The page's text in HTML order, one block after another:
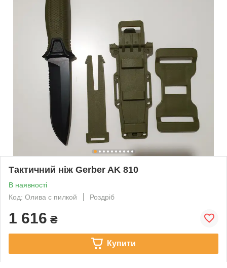
Тактичний ніж Gerber AK 810
В наявності
Код: Олива с пилкой
Роздріб
1 616 ₴
Купити